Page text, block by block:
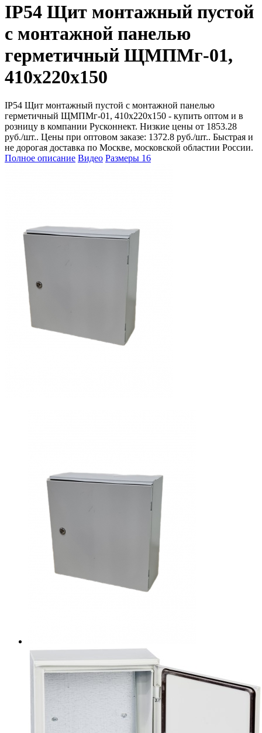
IP54 Щит монтажный пустой
с монтажной панелью
герметичный ЩМПМг-01,
410х220х150
IP54 Щит монтажный пустой с монтажной панелью
герметичный ЩМПМг-01, 410х220х150 - купить оптом и в
розницу в компании Русконнект. Низкие цены от 1853.28
руб./шт.. Цены при оптовом заказе: 1372.8 руб./шт.. Быстрая и
не дорогая доставка по Москве, московской областии России.
Полное описание Видео Размеры 16